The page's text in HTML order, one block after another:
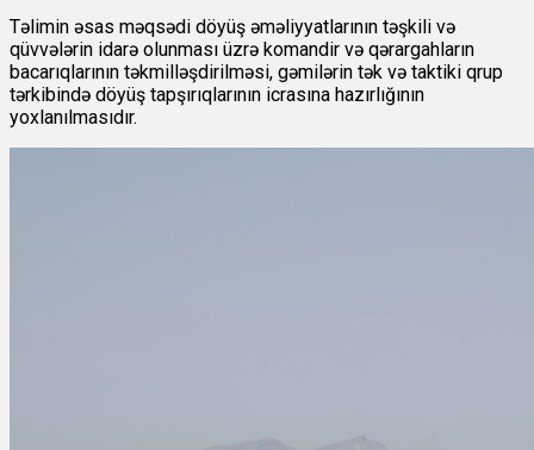
Təlimin əsas məqsədi döyüş əməliyyatlarının təşkili və
qüvvələrin idarə olunması üzrə komandir və qərargahların
bacarıqlarının təkmilləşdirilməsi, gəmilərin tək və taktiki qrup
tərkibində döyüş tapşırıqlarının icrasına hazırlığının
yoxlanılmasıdır.